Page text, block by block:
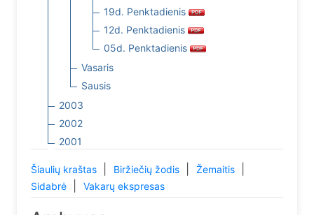
19d. Penktadienis
12d. Penktadienis
05d. Penktadienis
Vasaris
Sausis
2003
2002
2001
Šiaulių kraštas Biržiečių žodis Žemaitis
Sidabrė Vakarų ekspresas